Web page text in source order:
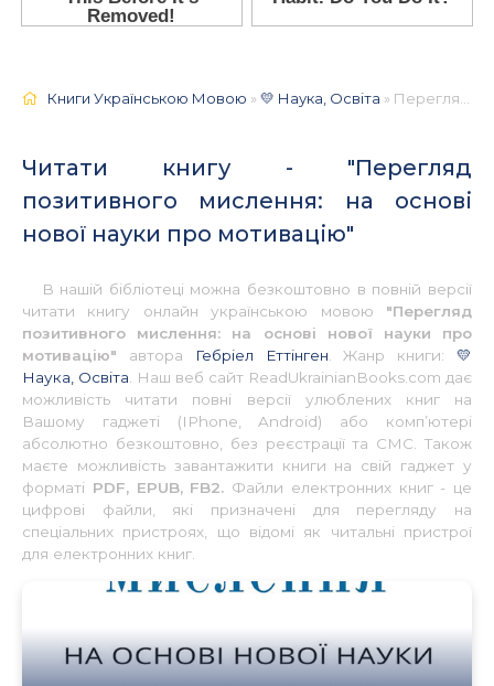
Книги Українською Мовою »💛 Наука, Освіта » Перегляд позитивного мислення: на основі нової науки про мотивацію 📚 - Українською
Читати книгу - "Перегляд
позитивного мислення: на основі
нової науки про мотивацію"
В нашій бібліотеці можна безкоштовно в повній версії
читати книгу онлайн українською мовою "Перегляд
позитивного мислення: на основі нової науки про
мотивацію" автора Гебріел Еттінген . Жанр книги:💛
Наука, Освіта . Наш веб сайт ReadUkrainianBooks.com дає
можливість читати повні версії улюблених книг на
Вашому гаджеті (IPhone, Android) або комп’ютері
абсолютно безкоштовно, без реєстрації та СМС. Також
маєте можливість завантажити книги на свій гаджет у
форматі PDF, EPUB, FB2. Файли електронних книг - це
цифрові файли, які призначені для перегляду на
спеціальних пристроях, що відомі як читальні пристрої
для електронних книг.